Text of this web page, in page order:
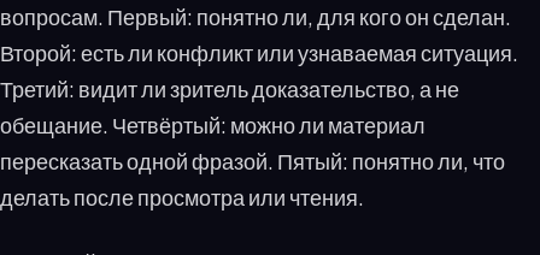
вопросам. Первый: понятно ли, для кого он сделан.
Второй: есть ли конфликт или узнаваемая ситуация.
Третий: видит ли зритель доказательство, а не
обещание. Четвёртый: можно ли материал
пересказать одной фразой. Пятый: понятно ли, что
делать после просмотра или чтения.